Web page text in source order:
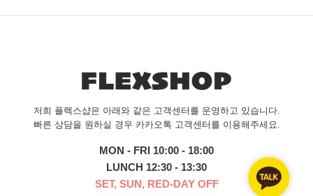
저희 플렉스샵은 아래와 같은 고객센터를 운영하고 있습니다.
빠른 상담을 원하실 경우 카카오톡 고객센터를 이용해주세요.
MON - FRI 10:00 - 18:00
LUNCH 12:30 - 13:30
SET, SUN, RED-DAY OFF